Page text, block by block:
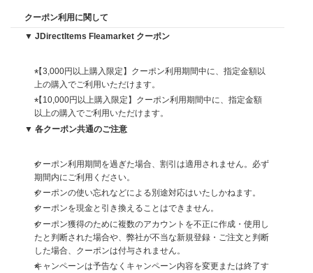
クーポン利用に関して
▼ JDirectItems Fleamarket クーポン
【3,000円以上購入限定】クーポン利用期間中に、指定金額以
上の購入でご利用いただけます。
【10,000円以上購入限定】クーポン利用期間中に、指定金額
以上の購入でご利用いただけます。
▼ 各クーポン共通のご注意
クーポン利用期間を過ぎた場合、割引は適用されません。必ず
期間内にご利用ください。
クーポンの使い忘れなどによる別途対応はいたしかねます。
クーポンを現金と引き換えることはできません。
クーポン獲得のために複数のアカウントを不正に作成・使用し
たと判断された場合や、弊社が不当な新規登録・ご注文と判断
した場合、クーポンは付与されません。
キャンペーンは予告なくキャンペーン内容を変更または終了す